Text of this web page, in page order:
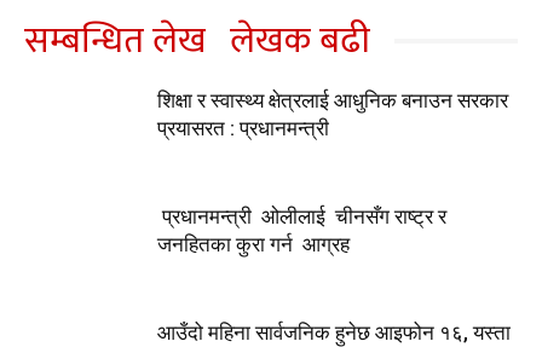
सम्बन्धित लेख लेखक बढी
शिक्षा र स्वास्थ्य क्षेत्रलाई आधुनिक बनाउन सरकार
प्रयासरत : प्रधानमन्त्री
प्रधानमन्त्री ओलीलाई चीनसँग राष्ट्र र
जनहितका कुरा गर्न आग्रह
आउँदो महिना सार्वजनिक हुनेछ आइफोन १६, यस्ता